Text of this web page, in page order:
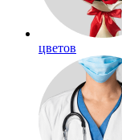
цветов